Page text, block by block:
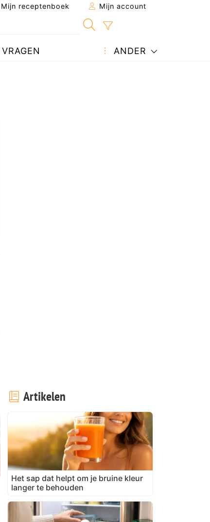
Mijn receptenboek Mijn account
VRAGEN ANDER
Artikelen
Het sap dat helpt om je bruine kleur
langer te behouden